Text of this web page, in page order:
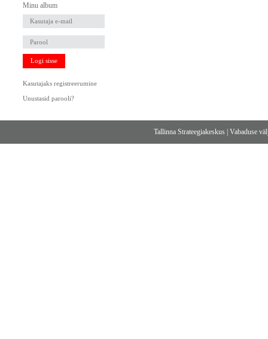
Minu album
Logi sisse
Kasutajaks registreerumine
Unustasid parooli?
Tallinna Strateegiakeskus |Vabaduse